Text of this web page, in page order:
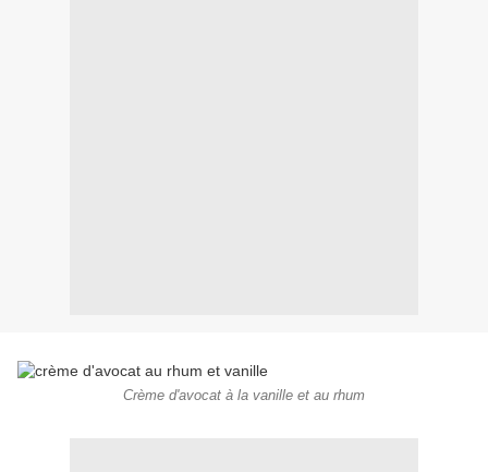
Crème d'avocat à la vanille et au rhum